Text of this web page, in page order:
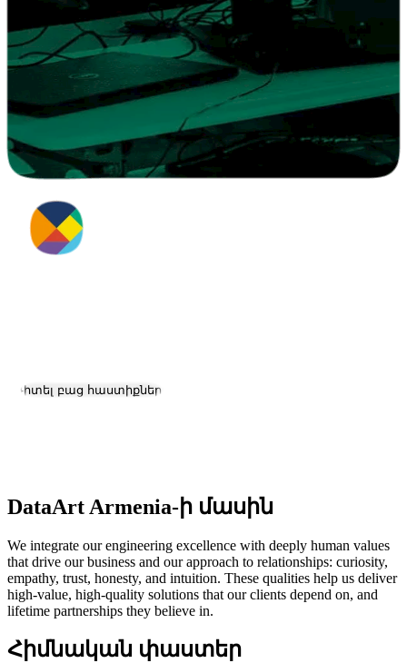
Դիտել բաց հաստիքները
DataArt Armenia-ի մասին
We integrate our engineering excellence with deeply human values
that drive our business and our approach to relationships: curiosity,
empathy, trust, honesty, and intuition. These qualities help us deliver
high-value, high-quality solutions that our clients depend on, and
lifetime partnerships they believe in.
Հիմնական փաստեր